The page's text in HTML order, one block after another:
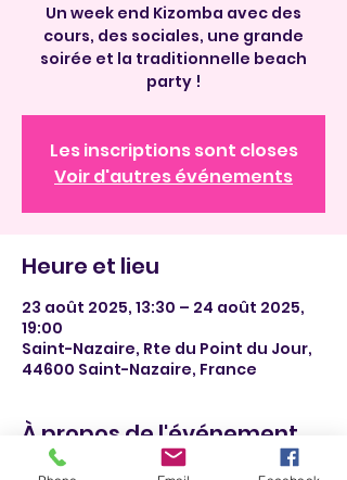
Un week end Kizomba avec des
cours, des sociales, une grande
soirée et la traditionnelle beach
party !
Les inscriptions sont closes
Voir d'autres événements
Heure et lieu
23 août 2025, 13:30 – 24 août 2025,
19:00
Saint-Nazaire, Rte du Point du Jour,
44600 Saint-Nazaire, France
À propos de l'événement
KIZ TA LIFE, Un événement toujours